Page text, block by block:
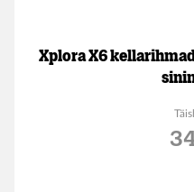
Xplora X6